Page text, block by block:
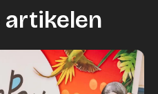
artikelen